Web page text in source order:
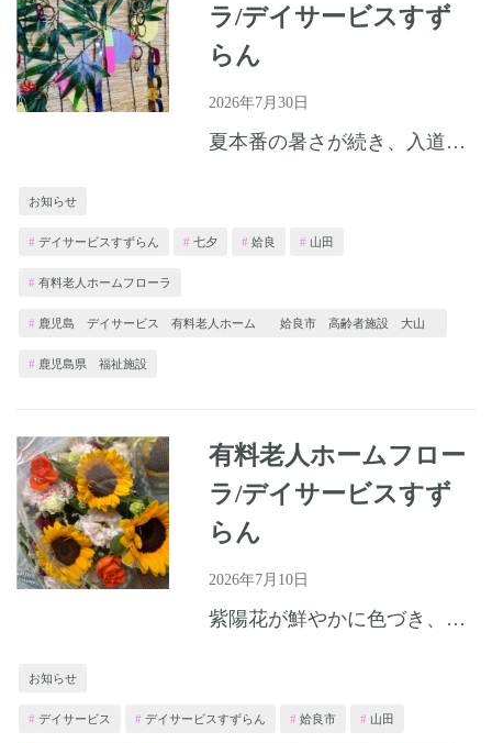
ラ/デイサービスすず
らん
2026年7月30日
夏本番の暑さが続き、入道雲が青空に映える季節となりました。皆様いかがお過ごしでしょうか。 ホームでは七夕飾りを作成しました。モールで輪つなぎを製作したり、短冊に願い事を書いて笹の葉に飾り付けました。 ...
お知らせ
デイサービスすずらん 七夕 姶良 山田
有料老人ホームフローラ
鹿児島 デイサービス 有料老人ホーム 姶良市 高齢者施設 大山
鹿児島県 福祉施設
有料老人ホームフロー
ラ/デイサービスすず
らん
2026年7月10日
紫陽花が鮮やかに色づき、梅雨の合間に差し込む陽ざしが心地よい季節となりました。皆さまいかがお過ごしでしょうか。 6月21日の父の日には、花束と一緒に写真撮影をしたり、心温まる時間を過ごしていただきまし...
お知らせ
デイサービス デイサービスすずらん 姶良市 山田